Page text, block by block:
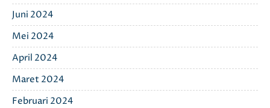
Juni 2024
Mei 2024
April 2024
Maret 2024
Februari 2024